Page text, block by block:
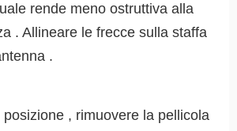
rende meno ostruttiva alla
. Allineare le frecce sulla staffa
.
posizione , rimuovere la pellicola